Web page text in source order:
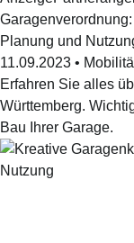
Planung und
11.09.2023 •
Erfahren Sie alles
Württemberg.
Bau Ihrer Garage.